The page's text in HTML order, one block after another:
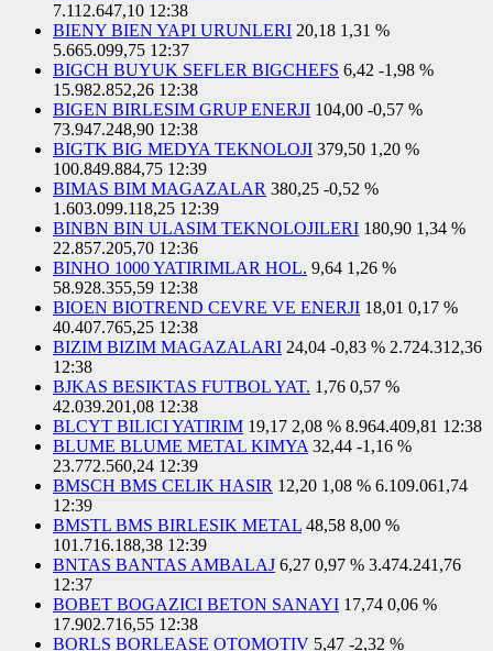
7.112.647,10 12:38
BIENY BIEN YAPI URUNLERI 20,18 1,31 %
5.665.099,75 12:37
BIGCH BUYUK SEFLER BIGCHEFS 6,42 -1,98 %
15.982.852,26 12:38
BIGEN BIRLESIM GRUP ENERJI 104,00 -0,57 %
73.947.248,90 12:38
BIGTK BIG MEDYA TEKNOLOJI 379,50 1,20 %
100.849.884,75 12:39
BIMAS BIM MAGAZALAR 380,25 -0,52 %
1.603.099.118,25 12:39
BINBN BIN ULASIM TEKNOLOJILERI 180,90 1,34 %
22.857.205,70 12:36
BINHO 1000 YATIRIMLAR HOL. 9,64 1,26 %
58.928.355,59 12:38
BIOEN BIOTREND CEVRE VE ENERJI 18,01 0,17 %
40.407.765,25 12:38
BIZIM BIZIM MAGAZALARI 24,04 -0,83 % 2.724.312,36
12:38
BJKAS BESIKTAS FUTBOL YAT. 1,76 0,57 %
42.039.201,08 12:38
BLCYT BILICI YATIRIM 19,17 2,08 % 8.964.409,81 12:38
BLUME BLUME METAL KIMYA 32,44 -1,16 %
23.772.560,24 12:39
BMSCH BMS CELIK HASIR 12,20 1,08 % 6.109.061,74
12:39
BMSTL BMS BIRLESIK METAL 48,58 8,00 %
101.716.188,38 12:39
BNTAS BANTAS AMBALAJ 6,27 0,97 % 3.474.241,76
12:37
BOBET BOGAZICI BETON SANAYI 17,74 0,06 %
17.902.716,55 12:38
BORLS BORLEASE OTOMOTIV 5,47 -2,32 %